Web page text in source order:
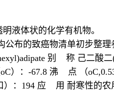
液体状的化学有机物。
公布的致癌物清单初步整
别 称 己二酸
）：-67.8 沸 点 （
：194 应 用 耐寒性的农